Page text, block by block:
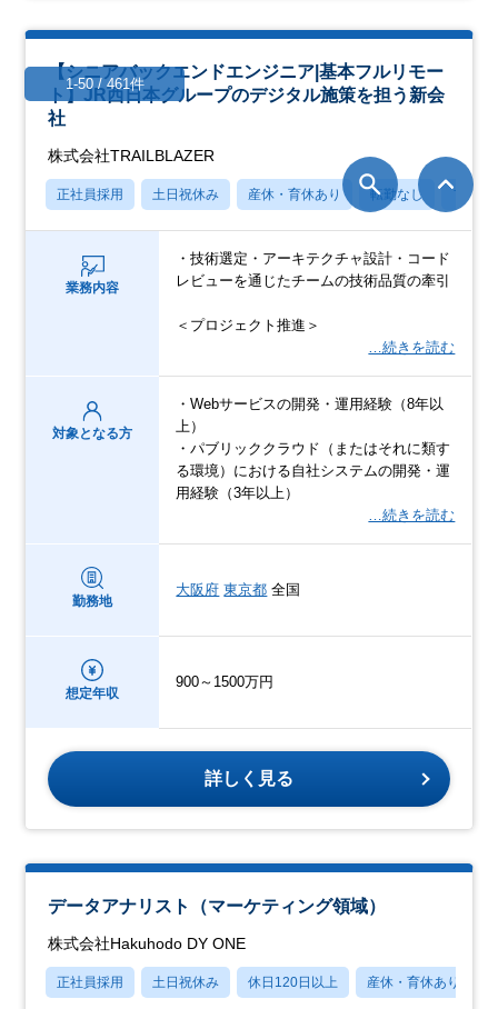
【シニアバックエンドエンジニア|基本フルリモー
ト】JR西日本グループのデジタル施策を担う新会
社
株式会社TRAILBLAZER
正社員採用 土日祝休み 産休・育休あり 転勤なし フレッ
業務内容
・技術選定・アーキテクチャ設計・コード
レビューを通じたチームの技術品質の牽引
＜プロジェクト推進＞
…続きを読む
対象となる方
・Webサービスの開発・運用経験（8年以
上）
・パブリッククラウド（またはそれに類す
る環境）における自社システムの開発・運
用経験（3年以上）
…続きを読む
勤務地
大阪府 東京都 全国
想定年収
900～1500万円
詳しく見る
データアナリスト（マーケティング領域）
株式会社Hakuhodo DY ONE
正社員採用 土日祝休み 休日120日以上 産休・育休あり
1-50 / 461件